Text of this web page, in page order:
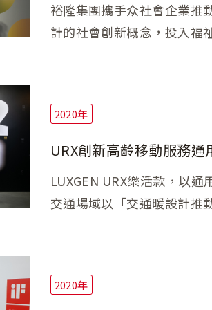
裕隆集團攜手众社會企業推
計的社會創新概念，投入福
2020年
LUXGEN URX樂活款，以
交通場域以「交通暖設計推
2020年